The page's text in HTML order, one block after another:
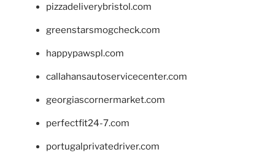
pizzadeliverybristol.com
greenstarsmogcheck.com
happypawspl.com
callahansautoservicecenter.com
georgiascornermarket.com
perfectfit24-7.com
portugalprivatedriver.com